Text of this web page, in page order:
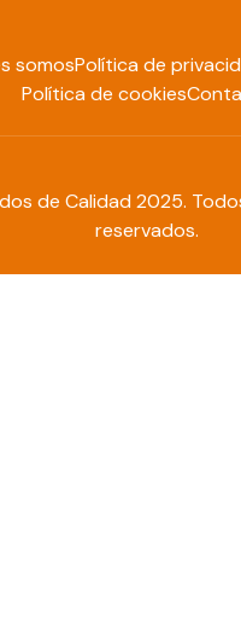
somosPolítica de
Política de cookies
de Calidad 2025.
reservados.